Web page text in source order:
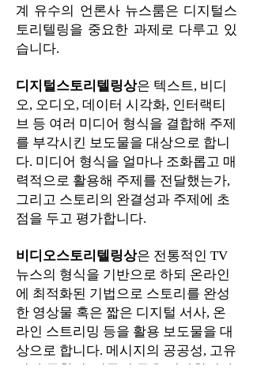
계 유수의 언론사 뉴스룸은 디지털스
토리텔링을 중요한 과제로 다루고 있
습니다.
​디지털스토리텔링상은 텍스트, 비디
오, 오디오, 데이터 시각화, 인터랙티
브 등 여러 미디어 형식을 결합해 주제
를 부각시킨 보도물을 대상으로 합니
다. 미디어 형식을 얼마나 조화롭고 매
력적으로 활용해 주제를 전달했는가,
그리고 스토리의 완결성과 주제에 초
점을 두고 평가합니다.
비디오스토리텔링상은 전통적인 TV
뉴스의 형식을 기반으로 하되 온라인
에 최적화된 기법으로 스토리를 완성
한 영상물 혹은 짧은 디지털 서사, 온
라인 스트리밍 등을 활용 보도물을 대
상으로 합니다. 메시지의 공공성, 고유
성과 독창성, 전문성 등을 평가합니다.